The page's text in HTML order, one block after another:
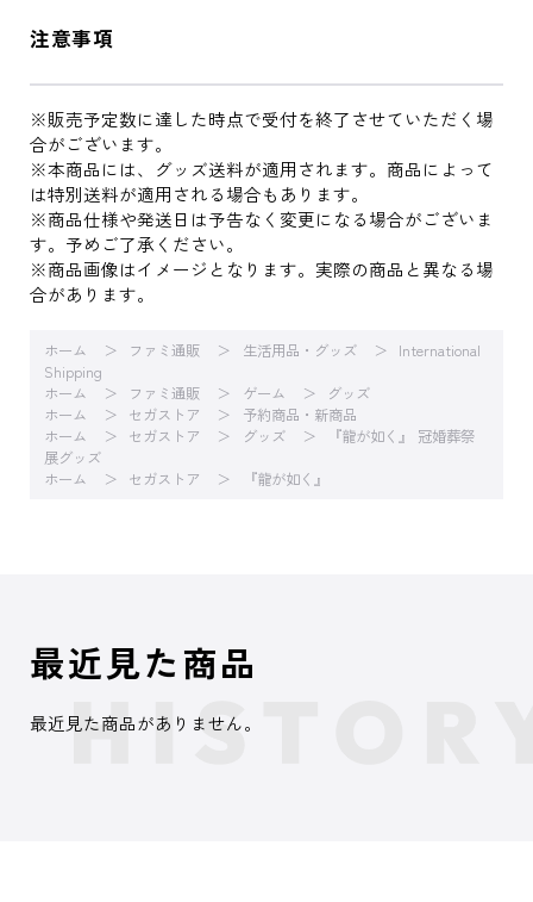
注意事項
※販売予定数に達した時点で受付を終了させていただく場
合がございます。
※本商品には、グッズ送料が適用されます。商品によって
は特別送料が適用される場合もあります。
※商品仕様や発送日は予告なく変更になる場合がございま
す。予めご了承ください。
※商品画像はイメージとなります。実際の商品と異なる場
合があります。
ホーム ファミ通販 生活用品・グッズ
International
Shipping
ホーム
ファミ通販 ゲーム
グッズ
ホーム
セガストア
予約商品・新商品
ホーム
セガストア グッズ
『龍が如く』 冠婚葬祭
展グッズ
ホーム
セガストア 『龍が如く』
最近見た商品
最近見た商品がありません。